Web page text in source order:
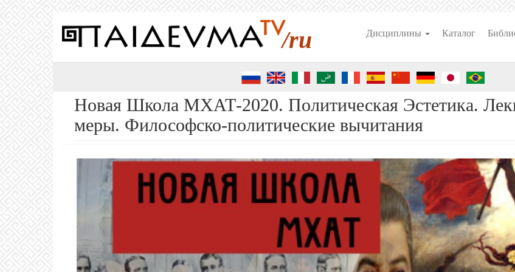
Перейти
основному
содержанию
/ru Дисциплины Каталог
Новая Школа МХАТ-2020. Политическая Эстетика.
меры. Философско-политические вычитания